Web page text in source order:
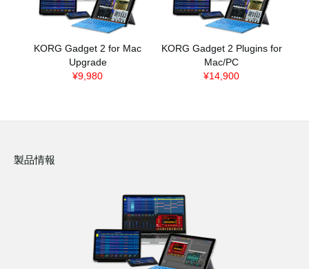
KORG Gadget 2 for Mac
Upgrade
¥9,980
KORG Gadget 2 Plugins for
Mac/PC
¥14,900
製品情報